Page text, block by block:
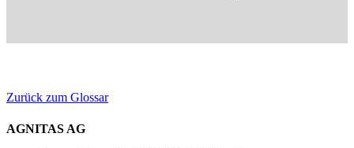
Zurück zum Glossar
AGNITAS AG